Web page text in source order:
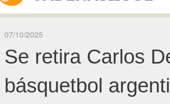
07/10/2025
Se retira Carlos
básquetbol